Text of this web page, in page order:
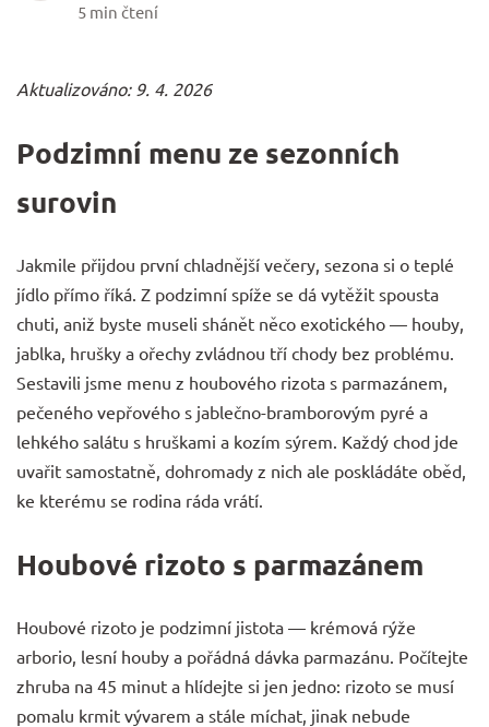
5 min čtení
Aktualizováno: 9. 4. 2026
Podzimní menu ze sezonních
surovin
Jakmile přijdou první chladnější večery, sezona si o teplé
jídlo přímo říká. Z podzimní spíže se dá vytěžit spousta
chuti, aniž byste museli shánět něco exotického — houby,
jablka, hrušky a ořechy zvládnou tří chody bez problému.
Sestavili jsme menu z houbového rizota s parmazánem,
pečeného vepřového s jablečno-bramborovým pyré a
lehkého salátu s hruškami a kozím sýrem. Každý chod jde
uvařit samostatně, dohromady z nich ale poskládáte oběd,
ke kterému se rodina ráda vrátí.
Houbové rizoto s parmazánem
Houbové rizoto je podzimní jistota — krémová rýže
arborio, lesní houby a pořádná dávka parmazánu. Počítejte
zhruba na 45 minut a hlídejte si jen jedno: rizoto se musí
pomalu krmit vývarem a stále míchat, jinak nebude